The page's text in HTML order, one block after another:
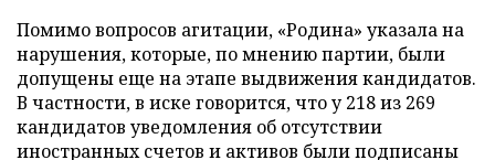
Помимо вопросов агитации, «Родина» указала на
нарушения, которые, по мнению партии, были
допущены еще на этапе выдвижения кандидатов.
В частности, в иске говорится, что у 218 из 269
кандидатов уведомления об отсутствии
иностранных счетов и активов были подписаны